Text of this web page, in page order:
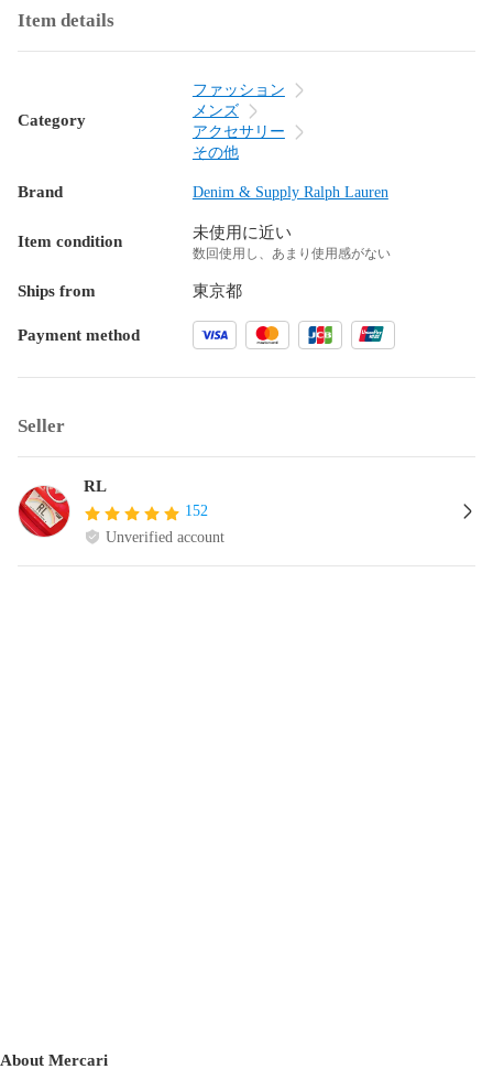
Item details
Category
ファッション
メンズ
アクセサリー
その他
Brand Denim & Supply Ralph Lauren
Item condition 未使用に近い
数回使用し、あまり使用感がない
Ships from 東京都
Payment method
Seller
RL
152
Unverified account
About Mercari